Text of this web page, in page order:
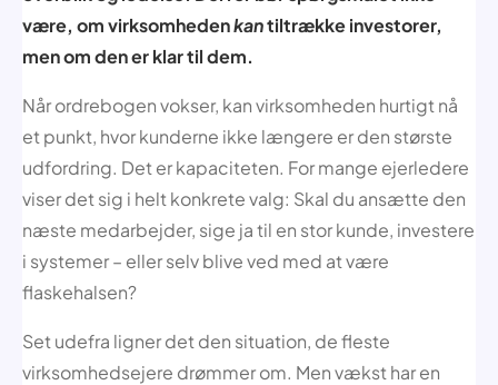
være, om virksomhedenkantiltrække investorer,
men om den er klar til dem.
Når ordrebogen vokser, kan virksomheden hurtigt nå
et punkt, hvor kunderne ikke længere er den største
udfordring. Det er kapaciteten. For mange ejerledere
viser det sig i helt konkrete valg: Skal du ansætte den
næste medarbejder, sige ja til en stor kunde, investere
i systemer – eller selv blive ved med at være
flaskehalsen?
Set udefra ligner det den situation, de fleste
virksomhedsejere drømmer om. Men vækst har en